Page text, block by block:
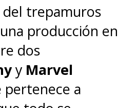
del trepamuros
producción en
dos
y Marvel
pertenece a